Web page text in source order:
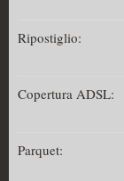
Ripostiglio:
Copertura ADSL:
Parquet: